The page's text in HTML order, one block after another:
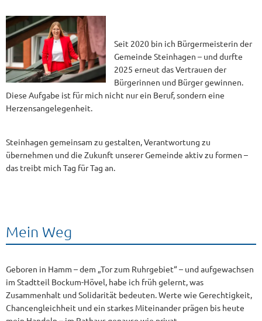
Seit 2020 bin ich Bürgermeisterin der
Gemeinde Steinhagen – und durfte
2025 erneut das Vertrauen der
Bürgerinnen und Bürger gewinnen.
Diese Aufgabe ist für mich nicht nur ein Beruf, sondern eine
Herzensangelegenheit.
Steinhagen gemeinsam zu gestalten, Verantwortung zu
übernehmen und die Zukunft unserer Gemeinde aktiv zu formen –
das treibt mich Tag für Tag an.
Mein Weg
Geboren in Hamm – dem „Tor zum Ruhrgebiet“ – und aufgewachsen
im Stadtteil Bockum-Hövel, habe ich früh gelernt, was
Zusammenhalt und Solidarität bedeuten. Werte wie Gerechtigkeit,
Chancengleichheit und ein starkes Miteinander prägen bis heute